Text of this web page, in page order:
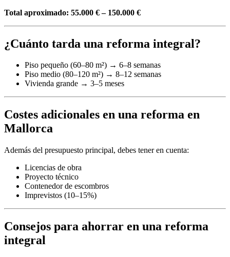
Total aproximado: 55.000 € – 150.000 €
¿Cuánto tarda una reforma integral?
Piso pequeño (60–80 m²) → 6–8 semanas
Piso medio (80–120 m²) → 8–12 semanas
Vivienda grande → 3–5 meses
Costes adicionales en una reforma en
Mallorca
Además del presupuesto principal, debes tener en cuenta:
Licencias de obra
Proyecto técnico
Contenedor de escombros
Imprevistos (10–15%)
Consejos para ahorrar en una reforma
integral